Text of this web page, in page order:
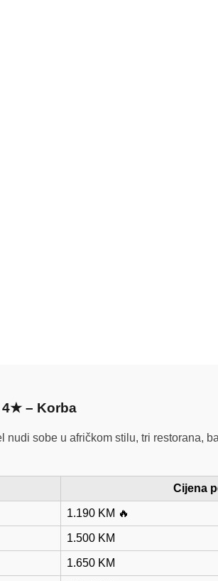
4★ – Korba
nudi sobe u afričkom stilu, tri restorana,
Cijena
1.190 KM 🔥
1.500 KM
1.650 KM